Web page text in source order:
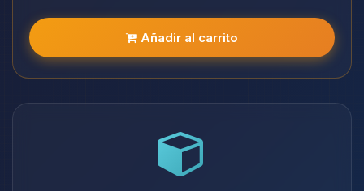
Añadir al carrito